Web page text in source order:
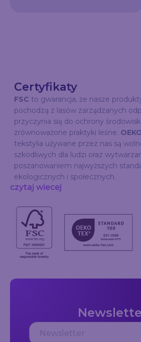
Certyfikaty
FSC to gwarancja, że nasze
pochodzą z lasów zarządzanych
przyczynia się do ochrony
zrównoważone praktyki leśne.
tekstylia używane przez nas są
szkodliwych dla ludzi oraz
poszanowaniem najwyższych
ekologicznych i społecznych.
czytaj wiecej